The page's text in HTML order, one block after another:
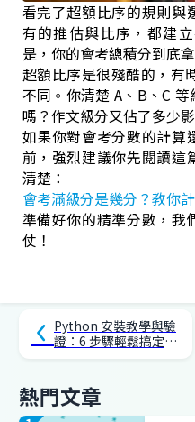
看完了超額比序的規則與
有的推估與比序，都建
是，你的會考總積分到底
超額比序是很殘酷的，有
不同。你清楚 A、B、C
嗎？作文級分又佔了多少
如果你對會考分數的計算
前，強烈建議你先閱讀這
清楚：
會考滿級分是幾分？教你
準備好你的精準分數，我
仗！
Python 安裝教學與驗
證：6 步驟輕鬆搞定，
一鍵下載超 Easy！
熱門文章